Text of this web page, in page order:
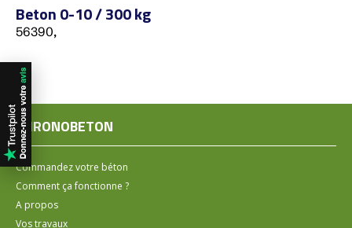
Beton 0-10 / 300 kg
56390,
CHRONOBETON
Commandez votre béton
Comment ça fonctionne ?
A propos
Vos travaux